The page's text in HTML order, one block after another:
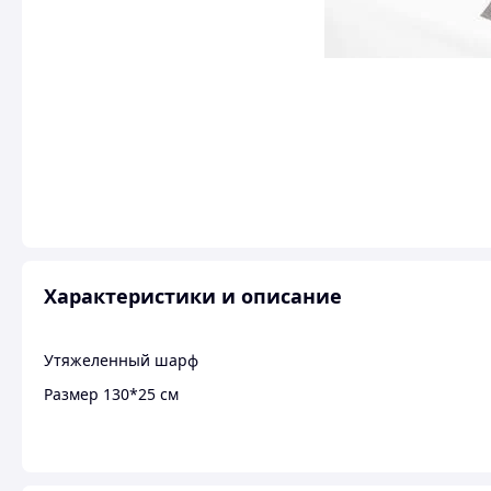
Характеристики и описание
Утяжеленный шарф
Размер 130*25 см